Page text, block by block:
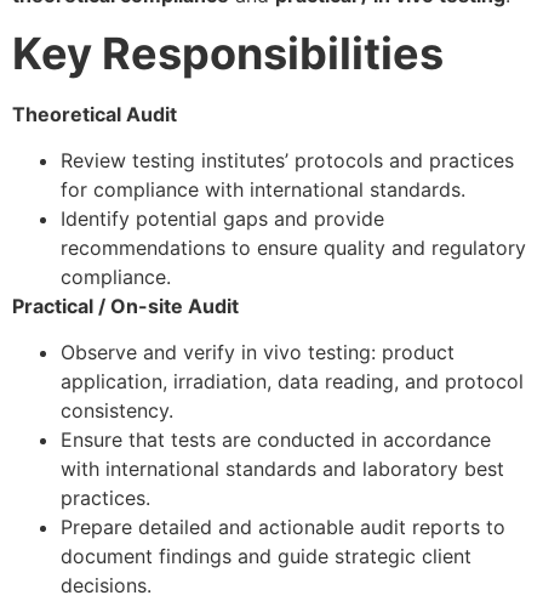
Key Responsibilities
Theoretical Audit
Review testing institutes’ protocols and practices
for compliance with international standards.
Identify potential gaps and provide
recommendations to ensure quality and regulatory
compliance.
Practical / On-site Audit
Observe and verify in vivo testing: product
application, irradiation, data reading, and protocol
consistency.
Ensure that tests are conducted in accordance
with international standards and laboratory best
practices.
Prepare detailed and actionable audit reports to
document findings and guide strategic client
decisions.